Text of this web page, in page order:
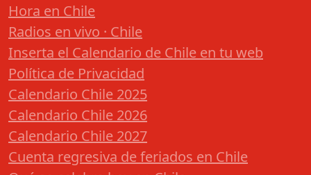
Hora en Chile
Radios en vivo · Chile
Inserta el Calendario de Chile en tu web
Política de Privacidad
Calendario Chile 2025
Calendario Chile 2026
Calendario Chile 2027
Cuenta regresiva de feriados en Chile